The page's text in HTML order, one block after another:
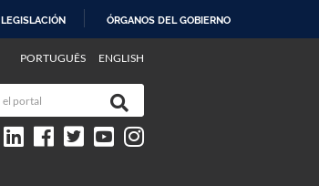
LEGISLACIÓN ÓRGANOS DEL GOBIERNO
PORTUGUÊS ENGLISH